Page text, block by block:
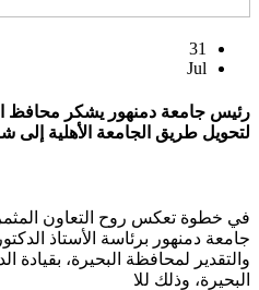
31
Jul
رئيس جامعة دمنهور يشكر محافظ
لتحويل طريق الجامعة الأهلية إلى
في خطوة تعكس روح التعاون
جامعة دمنهور برئاسة الأستاذ
والتقدير لمحافظة البحيرة، بقيادة
البحيرة، وذلك للا